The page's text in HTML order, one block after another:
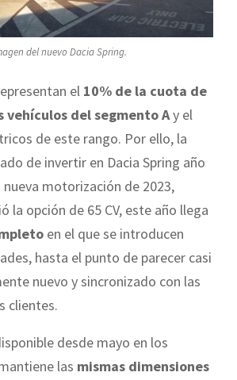
del nuevo Dacia Spring.
el 10% de la cuota de
vehículos del segmento Ay el
de este rango. Por ello, la
de invertir en Dacia Spring año
motorización de 2023,
la opción de 65 CV, este año llega
en el que se introducen
hasta el punto de parecer casi
nuevo y sincronizado con las
clientes.
desde mayo en los
las mismas dimensiones